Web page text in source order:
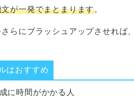
が一発でまとまります。
らにブラッシュアップさせれば
はおすすめ
に時間がかかる人